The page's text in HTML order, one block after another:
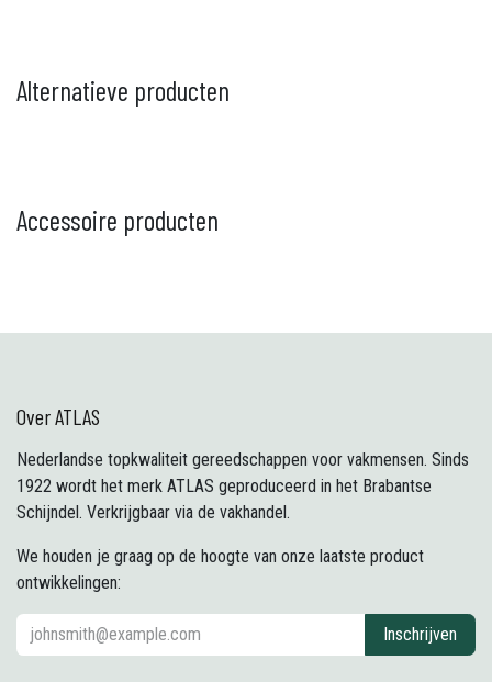
Alternatieve producten
Accessoire producten
Over ATLAS
Nederlandse topkwaliteit gereedschappen voor vakmensen. Sinds
1922 wordt het merk ATLAS geproduceerd in het Brabantse
Schijndel. Verkrijgbaar via de vakhandel.
We houden je graag op de hoogte van onze laatste product
ontwikkelingen:
Inschrijven